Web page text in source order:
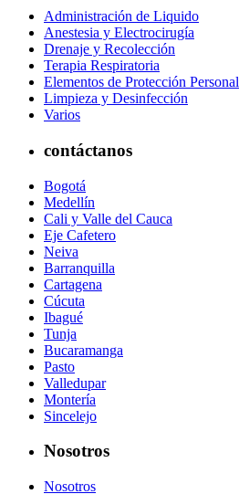
Administración de Liquido
Anestesia y Electrocirugía
Drenaje y Recolección
Terapia Respiratoria
Elementos de Protección Personal
Limpieza y Desinfección
Varios
contáctanos
Bogotá
Medellín
Cali y Valle del Cauca
Eje Cafetero
Neiva
Barranquilla
Cartagena
Cúcuta
Ibagué
Tunja
Bucaramanga
Pasto
Valledupar
Montería
Sincelejo
Nosotros
Nosotros